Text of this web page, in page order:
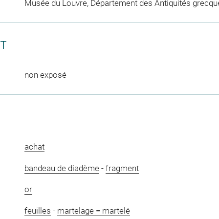
Musée du Louvre, Département des Antiquités
non exposé
achat
bandeau de diadème- fragment
or
feuilles - martelage = martelé